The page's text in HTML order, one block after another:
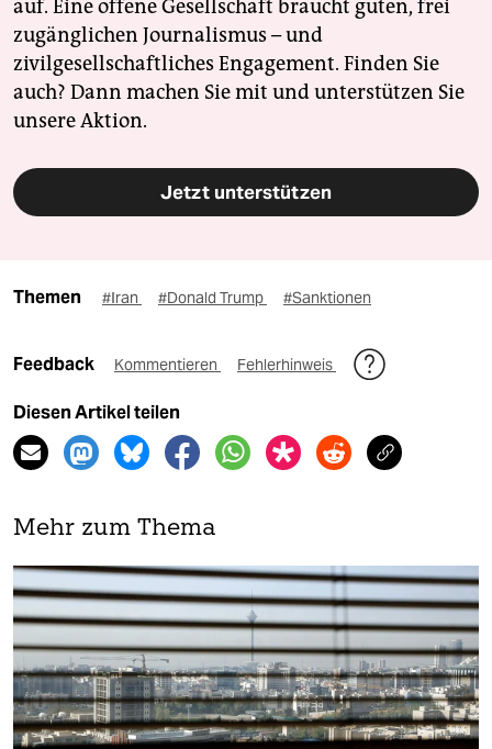
auf. Eine offene Gesellschaft braucht guten, frei
zugänglichen Journalismus – und
zivilgesellschaftliches Engagement. Finden Sie
auch? Dann machen Sie mit und unterstützen Sie
unsere Aktion.
Jetzt unterstützen
Themen #Iran #Donald Trump #Sanktionen
Feedback Kommentieren Fehlerhinweis
Diesen Artikel teilen
Mehr zum Thema